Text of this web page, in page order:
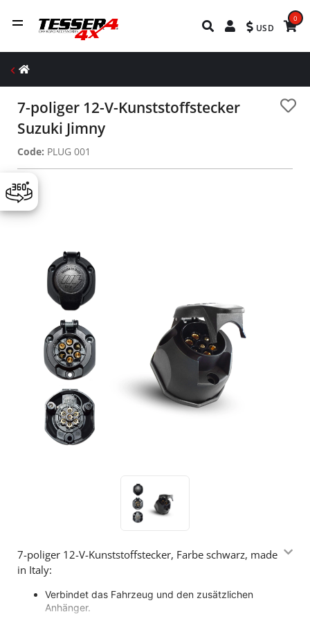
USD
0
7-poliger 12-V-Kunststoffstecker
Suzuki Jimny
Code: PLUG 001
7-poliger 12-V-Kunststoffstecker, Farbe schwarz, made
in Italy:
Verbindet das Fahrzeug und den zusätzlichen
Anhänger.